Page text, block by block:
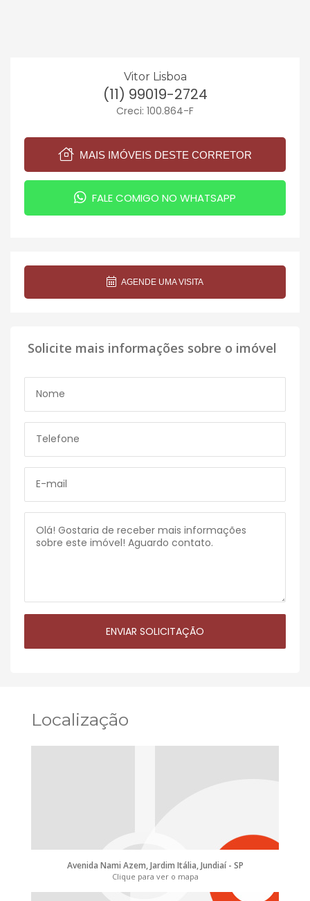
Vitor Lisboa
(11) 99019-2724
Creci: 100.864-F
MAIS IMÓVEIS DESTE CORRETOR
FALE COMIGO NO WHATSAPP
AGENDE UMA VISITA
Solicite mais informações sobre o imóvel
Localização
Avenida Nami Azem, Jardim Itália, Jundiaí - SP
Clique para ver o mapa